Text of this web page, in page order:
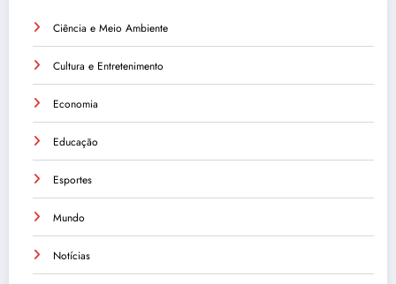
Ciência e Meio Ambiente
Cultura e Entretenimento
Economia
Educação
Esportes
Mundo
Notícias